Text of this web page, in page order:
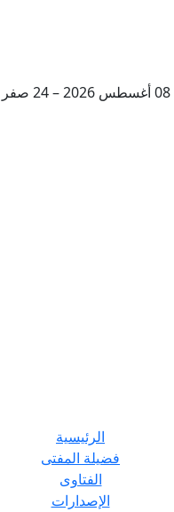
الرئيسية
فضيلة المفتى
الفتاوى
الإصدارات